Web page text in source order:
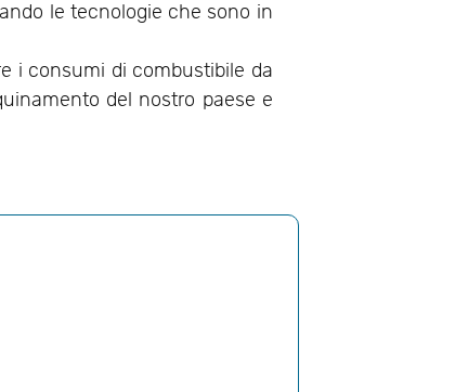
le tecnologie che sono in
i consumi di combustibile da
del nostro paese e